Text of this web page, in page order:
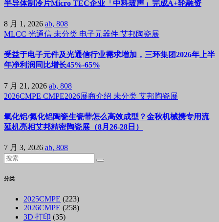
半导体制冷片Micro TEC企业「中科玻声」完成A+轮融资
8 月 1, 2026 ab, 808
MLCC 光通信 未分类 电子元器件 艾邦陶瓷展
受益于电子元件及光通信行业需求增加，三环集团2026年上半
年净利润同比增长45%-65%
7 月 21, 2026 ab, 808
2026CMPE CMPE2026展商介绍 未分类 艾邦陶瓷展
氧化铝/氮化铝陶瓷生瓷带怎么高效成型？金秋机械携专用流
延机亮相艾邦精密陶瓷展（8月26-28日）
7 月 3, 2026 ab, 808
分类
2025CMPE (223)
2026CMPE (258)
3D 打印 (35)